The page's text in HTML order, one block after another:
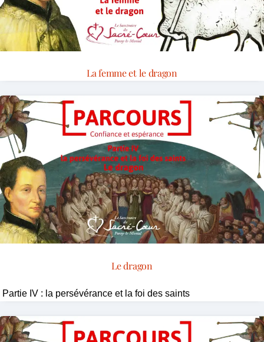
La femme et le dragon
Le dragon
Partie IV : la persévérance et la foi des saints